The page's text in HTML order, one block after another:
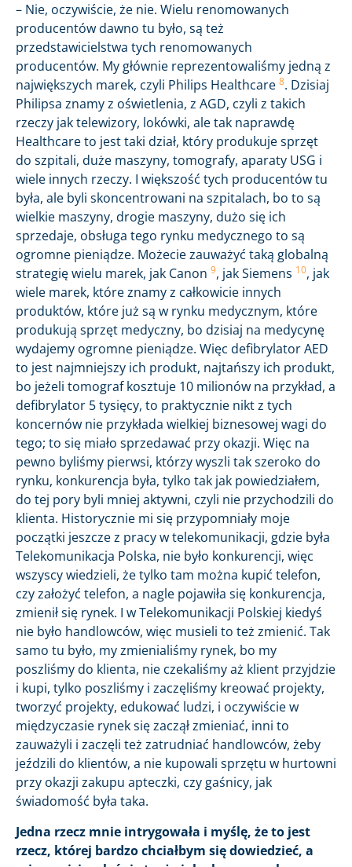
– Nie, oczywiście, że nie. Wielu renomowanych
producentów dawno tu było, są też
przedstawicielstwa tych renomowanych
producentów. My głównie reprezentowaliśmy jedną z
największych marek, czyli Philips Healthcare 8. Dzisiaj
Philipsa znamy z oświetlenia, z AGD, czyli z takich
rzeczy jak telewizory, lokówki, ale tak naprawdę
Healthcare to jest taki dział, który produkuje sprzęt
do szpitali, duże maszyny, tomografy, aparaty USG i
wiele innych rzeczy. I większość tych producentów tu
była, ale byli skoncentrowani na szpitalach, bo to są
wielkie maszyny, drogie maszyny, dużo się ich
sprzedaje, obsługa tego rynku medycznego to są
ogromne pieniądze. Możecie zauważyć taką globalną
strategię wielu marek, jak Canon 9, jak Siemens 10, jak
wiele marek, które znamy z całkowicie innych
produktów, które już są w rynku medycznym, które
produkują sprzęt medyczny, bo dzisiaj na medycynę
wydajemy ogromne pieniądze. Więc defibrylator AED
to jest najmniejszy ich produkt, najtańszy ich produkt,
bo jeżeli tomograf kosztuje 10 milionów na przykład, a
defibrylator 5 tysięcy, to praktycznie nikt z tych
koncernów nie przykłada wielkiej biznesowej wagi do
tego; to się miało sprzedawać przy okazji. Więc na
pewno byliśmy pierwsi, którzy wyszli tak szeroko do
rynku, konkurencja była, tylko tak jak powiedziałem,
do tej pory byli mniej aktywni, czyli nie przychodzili do
klienta. Historycznie mi się przypomniały moje
początki jeszcze z pracy w telekomunikacji, gdzie była
Telekomunikacja Polska, nie było konkurencji, więc
wszyscy wiedzieli, że tylko tam można kupić telefon,
czy założyć telefon, a nagle pojawiła się konkurencja,
zmienił się rynek. I w Telekomunikacji Polskiej kiedyś
nie było handlowców, więc musieli to też zmienić. Tak
samo tu było, my zmienialiśmy rynek, bo my
poszliśmy do klienta, nie czekaliśmy aż klient przyjdzie
i kupi, tylko poszliśmy i zaczęliśmy kreować projekty,
tworzyć projekty, edukować ludzi, i oczywiście w
międzyczasie rynek się zaczął zmieniać, inni to
zauważyli i zaczęli też zatrudniać handlowców, żeby
jeździli do klientów, a nie kupowali sprzętu w hurtowni
przy okazji zakupu apteczki, czy gaśnicy, jak
świadomość była taka.
Jedna rzecz mnie intrygowała i myślę, że to jest
rzecz, której bardzo chciałbym się dowiedzieć, a